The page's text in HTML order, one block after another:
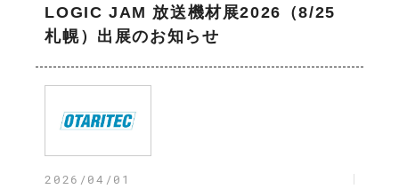
LOGIC JAM 放送機材展2026（8/25
札幌）出展のお知らせ
2026/04/01